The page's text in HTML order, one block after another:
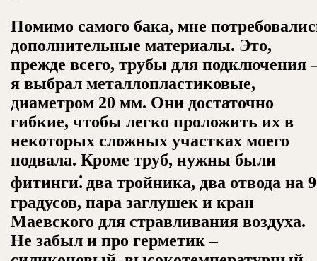
Помимо самого бака, мне
дополнительные материалы. Это,
прежде всего, трубы для подключения
я выбрал металлопластиковые,
диаметром 20 мм. Они достаточно
гибкие, чтобы легко проложить их в
некоторых сложных участках моего
подвала. Кроме труб, нужны были
фитинги⁚ два тройника, два отвода на
градусов, пара заглушек и кран
Маевского для стравливания воздуха.
Не забыл и про герметик –